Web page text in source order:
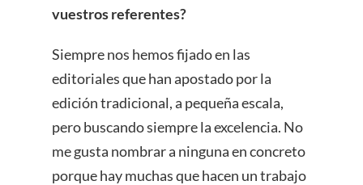
vuestros referentes?
Siempre nos hemos fijado en las
editoriales que han apostado por la
edición tradicional, a pequeña escala,
pero buscando siempre la excelencia. No
me gusta nombrar a ninguna en concreto
porque hay muchas que hacen un trabajo